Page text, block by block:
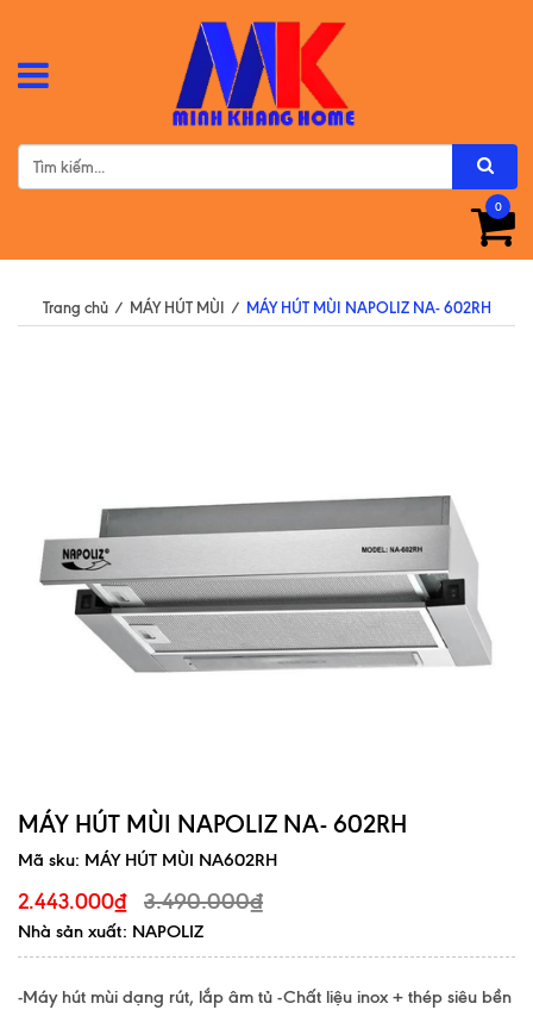
0
Trang chủ / MÁY HÚT MÙI / MÁY HÚT MÙI NAPOLIZ NA- 602RH
MÁY HÚT MÙI NAPOLIZ NA- 602RH
Mã sku: MÁY HÚT MÙI NA602RH
2.443.000₫ 3.490.000₫
Nhà sản xuất: NAPOLIZ
-Máy hút mùi dạng rút, lắp âm tủ -Chất liệu inox + thép siêu bền